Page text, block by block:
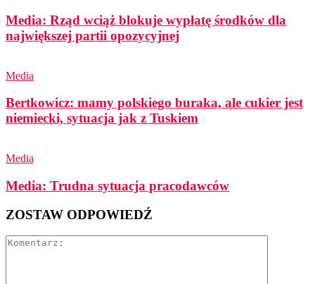
Media: Rząd wciąż blokuje wypłatę środków dla
największej partii opozycyjnej
Media
Bertkowicz: mamy polskiego buraka, ale cukier jest
niemiecki, sytuacja jak z Tuskiem
Media
Media: Trudna sytuacja pracodawców
ZOSTAW ODPOWIEDŹ